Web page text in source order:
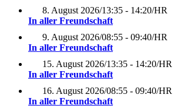
8. August 2026/13:35 - 14:20/HR
In aller Freundschaft
9. August 2026/08:55 - 09:40/HR
In aller Freundschaft
15. August 2026/13:35 - 14:20/HR
In aller Freundschaft
16. August 2026/08:55 - 09:40/HR
In aller Freundschaft